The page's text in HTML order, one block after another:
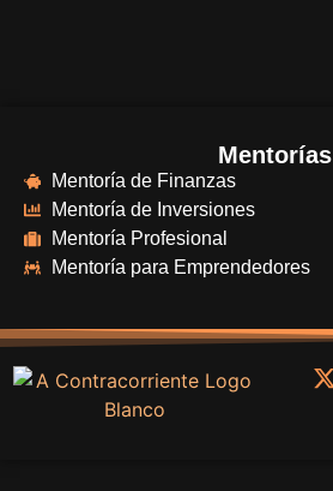
Mentorías
Mentoría de Finanzas
Mentoría de Inversiones
Mentoría Profesional
Mentoría para Emprendedores